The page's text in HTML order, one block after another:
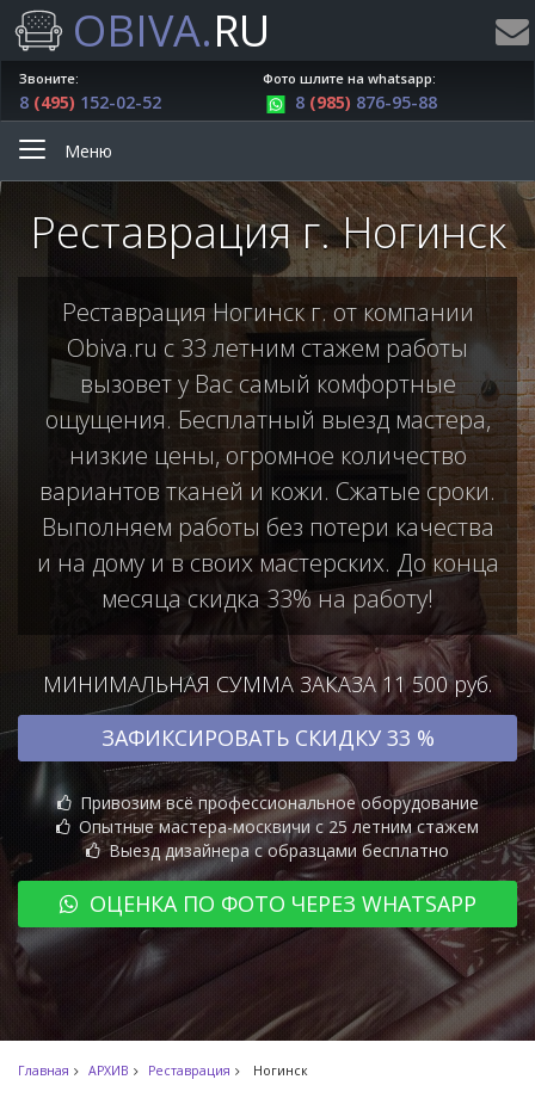
OBIVA.RU
Звоните:
8 (495) 152-02-52
Фото шлите на whatsapp:
8 (985) 876-95-88
Меню
Реставрация г. Ногинск
Реставрация Ногинск г. от компании
Obiva.ru с 33 летним стажем работы
вызовет у Вас самый комфортные
ощущения. Бесплатный выезд мастера,
низкие цены, огромное количество
вариантов тканей и кожи. Сжатые сроки.
Выполняем работы без потери качества
и на дому и в своих мастерских. До конца
месяца скидка 33% на работу!
МИНИМАЛЬНАЯ СУММА ЗАКАЗА 11 500 руб.
ЗАФИКСИРОВАТЬ СКИДКУ 33 %
Привозим всё профессиональное оборудование
Опытные мастера-москвичи с 25 летним стажем
Выезд дизайнера с образцами бесплатно
ОЦЕНКА ПО ФОТО ЧЕРЕЗ WHATSAPP
Главная АРХИВ Реставрация Ногинск